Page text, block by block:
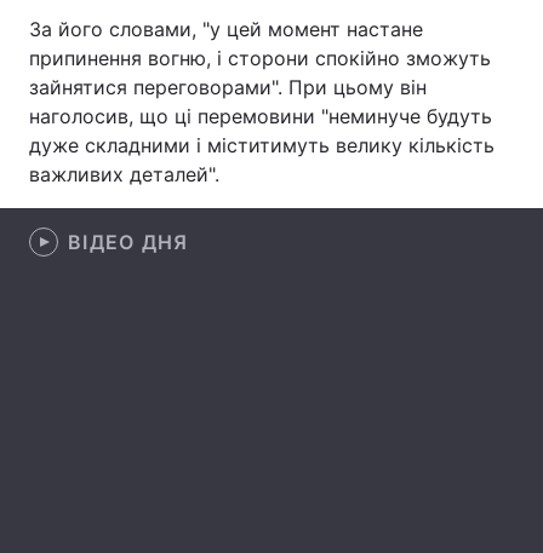
Лонгріди
Відео з Youtube Статті
Інтерв'ю
За його словами, "у цей момент настане
припинення вогню, і сторони спокійно зможуть
зайнятися переговорами". При цьому він
наголосив, що ці перемовини "неминуче будуть
дуже складними і міститимуть велику кількість
важливих деталей".
ВІДЕО ДНЯ